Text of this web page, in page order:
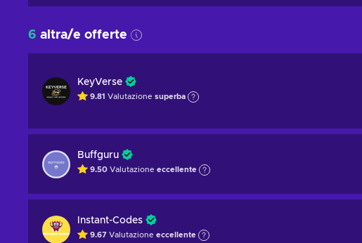
6 altra/e offerte
KeyVerse
9.81 Valutazione superba
Buffguru
9.50 Valutazione eccellente
Instant-Codes
9.67 Valutazione eccellente